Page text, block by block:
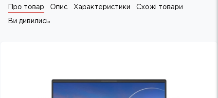
Про товар Опис Характеристики Схожі товари
Ви дивились